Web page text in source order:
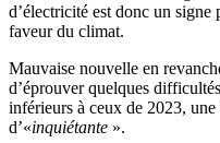
d’électricité est donc un signe
faveur du climat.
Mauvaise nouvelle en
d’éprouver quelques
inférieurs à ceux de 2023,
d’«inquiétante ».